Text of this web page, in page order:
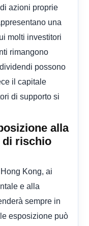
azioni proprie
una
molti investitori
rimangono
possono
il capitale
di supporto si
alla
di rischio
Kong, ai
e alla
sempre in
esposizione può